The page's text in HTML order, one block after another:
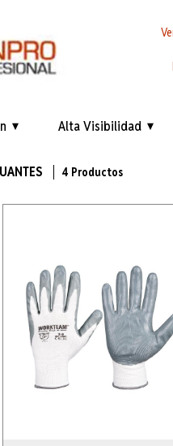
Alta Visibilidad
4 Productos